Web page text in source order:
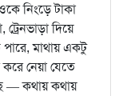
নিংড়ে টাকা
দিয়ে
মাথায় একটু
নেয়া যেতে
— কথায় কথায়